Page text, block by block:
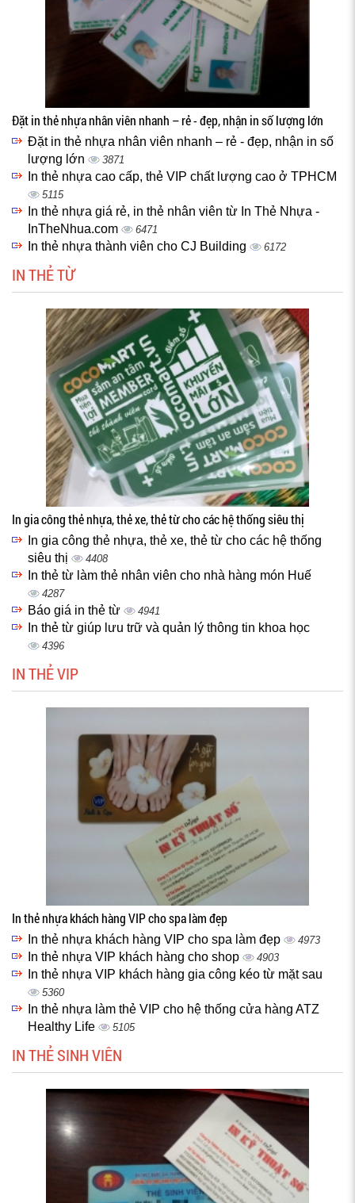
Đặt in thẻ nhựa nhân viên nhanh – rẻ - đẹp, nhận in số lượng lớn
Đặt in thẻ nhựa nhân viên nhanh – rẻ - đẹp, nhận in số
lượng lớn
3871
In thẻ nhựa cao cấp, thẻ VIP chất lượng cao ở TPHCM
5115
In thẻ nhựa giá rẻ, in thẻ nhân viên từ In Thẻ Nhựa -
InTheNhua.com
6471
In thẻ nhựa thành viên cho CJ Building 6172
IN THẺ TỪ
In gia công thẻ nhựa, thẻ xe, thẻ từ cho các hệ thống siêu thị
In gia công thẻ nhựa, thẻ xe, thẻ từ cho các hệ thống
siêu thị
4408
In thẻ từ làm thẻ nhân viên cho nhà hàng món Huế
4287
Báo giá in thẻ từ 4941
In thẻ từ giúp lưu trữ và quản lý thông tin khoa học
4396
IN THẺ VIP
In thẻ nhựa khách hàng VIP cho spa làm đẹp
In thẻ nhựa khách hàng VIP cho spa làm đẹp 4973
In thẻ nhựa VIP khách hàng cho shop 4903
In thẻ nhựa VIP khách hàng gia công kéo từ mặt sau
5360
In thẻ nhựa làm thẻ VIP cho hệ thống cửa hàng ATZ
Healthy Life
5105
IN THẺ SINH VIÊN